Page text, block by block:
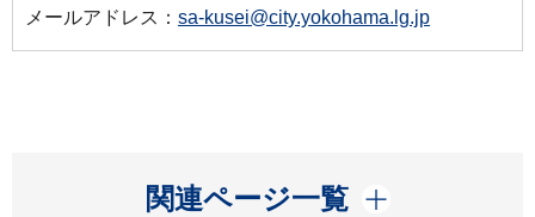
メールアドレス： sa-kusei@city.yokohama.lg.jp
関連ページ一覧
開く